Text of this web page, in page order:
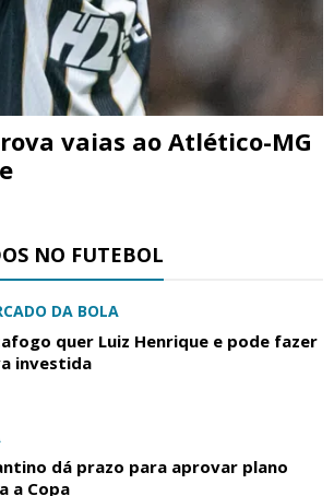
vaias ao Atlético-MG
NO FUTEBOL
DA BOLA
quer Luiz Henrique e pode fazer
investida
dá prazo para aprovar plano
a Copa